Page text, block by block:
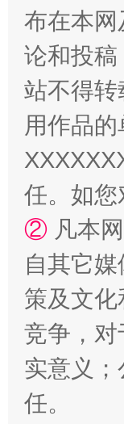
站台名
漫山遍野的桃花
布在本
论和投
站不得
用作品
任。如
② 凡本
自其它
策及文
竞争，
实意义
任。